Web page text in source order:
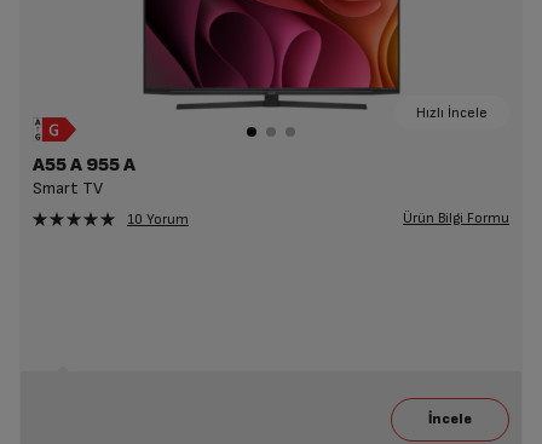
Hızlı İncele
A55 A 955 A
Smart TV
10 Yorum Ürün Bilgi Formu